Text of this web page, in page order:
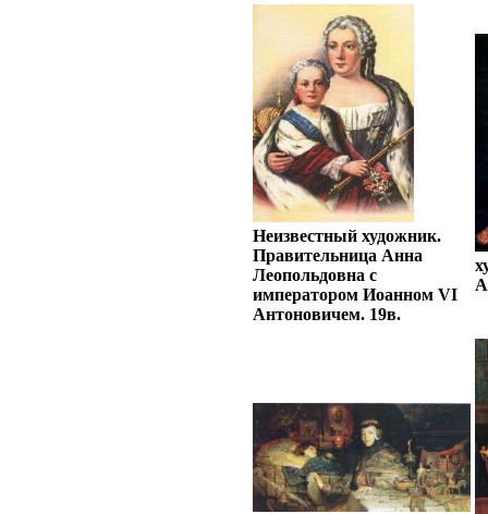
Неизвестный художник.
Правительница Анна
Леопольдовна с
императором Иоанном VI
Антоновичем. 19в.